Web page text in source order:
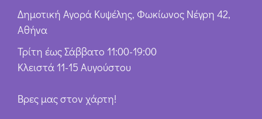
Δημοτική Αγορά Κυψέλης, Φωκίωνος Νέγρη 42,
Αθήνα
Τρίτη έως Σάββατο 11:00-19:00
Κλειστά 11-15 Αυγούστου
Βρες μας στον χάρτη!